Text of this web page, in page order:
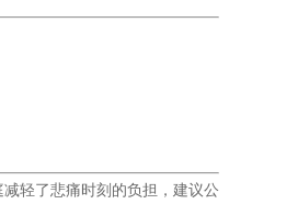
轻了悲痛时刻的负担，建议公